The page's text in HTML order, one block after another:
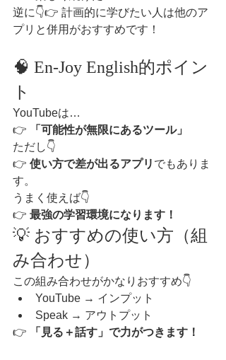
逆に👇👉 計画的に学びたい人は他のア
プリと併用がおすすめです！
🧠 En-Joy English的ポイン
ト
YouTubeは…
👉
「可能性が無限にあるツール」
ただし👇
👉 使い方で差が出るアプリ でもありま
す。
うまく使えば👇
👉 最強の学習環境になります！
💡 おすすめの使い方（組
み合わせ）
この組み合わせがかなりおすすめ👇
YouTube → インプット
Speak → アウトプット
👉
「見る＋話す」で力がつきます！